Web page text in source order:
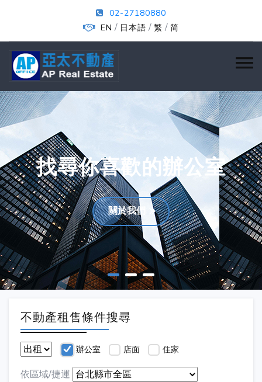
02-27180880
EN / 日本語 / 繁 / 简
找尋你喜歡的辦公室
關於我們
不動產租售條件搜尋
辦公室 店面 住家
依區域/捷運